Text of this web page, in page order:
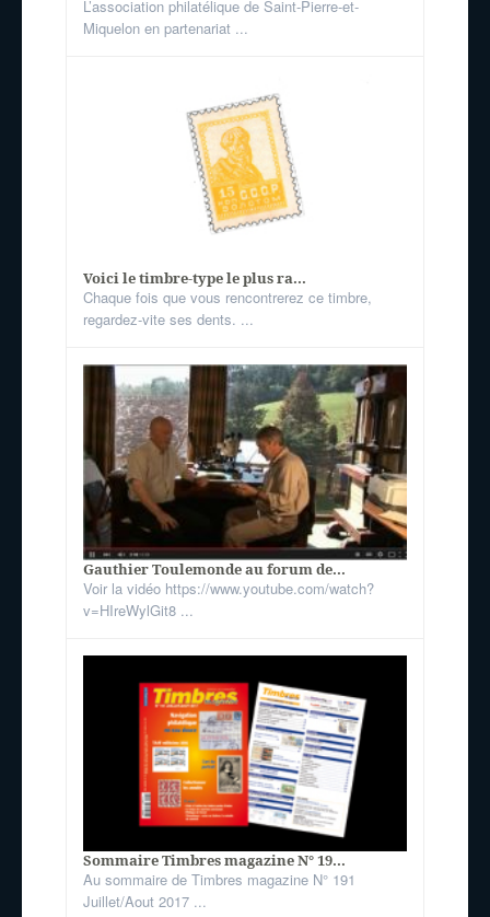
L’association philatélique de Saint-Pierre-et-
Miquelon en partenariat ...
Voici le timbre-type le plus ra...
Chaque fois que vous rencontrerez ce timbre,
regardez-vite ses dents. ...
Gauthier Toulemonde au forum de...
Voir la vidéo https://www.youtube.com/watch?
v=HIreWylGit8 ...
Sommaire Timbres magazine N° 19...
Au sommaire de Timbres magazine N° 191
Juillet/Aout 2017 ...